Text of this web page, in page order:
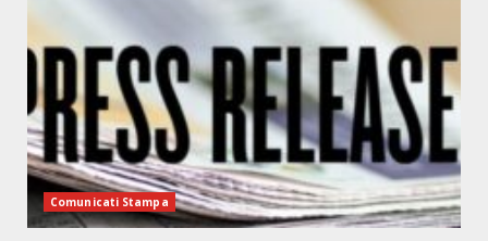
Comunicati Stampa